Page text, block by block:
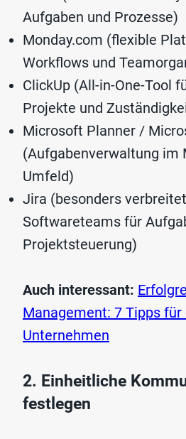
Aufgaben und Prozesse)
Monday.com (flexible
Workflows und
ClickUp (All-in-One-Tool
Projekte und
Microsoft Planner /
(Aufgabenverwaltung im
Umfeld)
Jira (besonders
Softwareteams für
Projektsteuerung)
Auch interessant:
Management: 7 Tipps für
Unternehmen
2. Einheitliche
festlegen